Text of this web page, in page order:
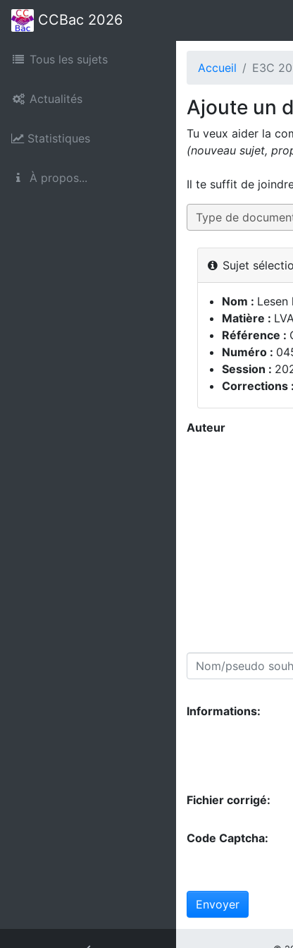
CCBac 2026
Tous les sujets
Actualités
Statistiques
À propos...
Accueil E3C
Ajoute un
Tu veux aider la
(nouveau sujet,
Il te suffit de
Type de
Sujet
Nom : Lesen
Matière :
Référence :
Numéro :
Session :
Corrections :
Auteur
Informations:
Fichier corrigé:
Code Captcha:
Envoyer